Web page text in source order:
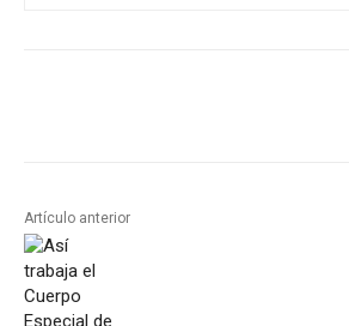
Artículo anterior